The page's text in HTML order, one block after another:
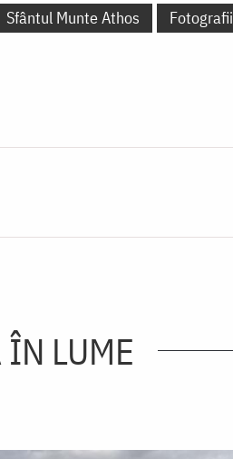
Sfântul Munte Athos Fotografii
LUME